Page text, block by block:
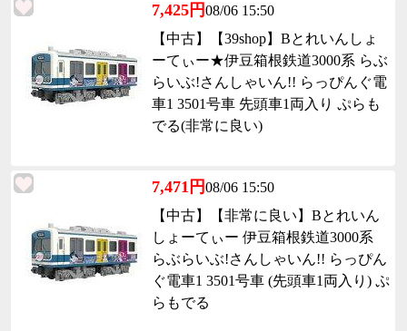
7,425円08/06 15:50
【中古】【39shop】Bとれいんしょ
ーてぃー★伊豆箱根鉄道3000系 らぶ
らいぶ!さんしゃいん!! らっぴんぐ電
車1 3501号車 先頭車1両入り ぷらも
でる(非常に良い)
7,471円08/06 15:50
【中古】【非常に良い】Bとれいん
しょーてぃー 伊豆箱根鉄道3000系
らぶらいぶ!さんしゃいん!! らっぴん
ぐ電車1 3501号車 (先頭車1両入り) ぷ
らもでる